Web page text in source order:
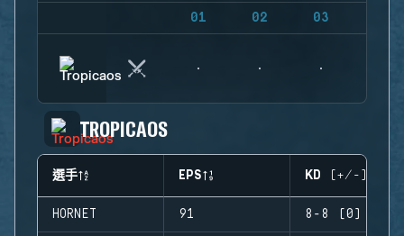
01 02 03
TROPICAOS
選手 EPS KD (+/-)
HORNET 91 8-8 (0)